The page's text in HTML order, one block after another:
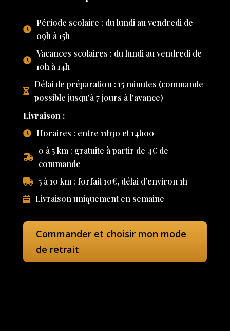
Période scolaire : du lundi au vendredi de
09h à 15h
Vacances scolaires : du lundi au vendredi de
10h à 14h
Délai de préparation : 15 minutes (commande
possible jusqu'à 7 jours à l'avance)
Livraison :
Horaires : entre 11h30 et 14h00
0 à 5 km : gratuite à partir de 4€ de
commande
5 à 10 km : forfait 10€, délai d’environ 1h
Livraison uniquement en semaine
Commander et choisir mon mode
de retrait